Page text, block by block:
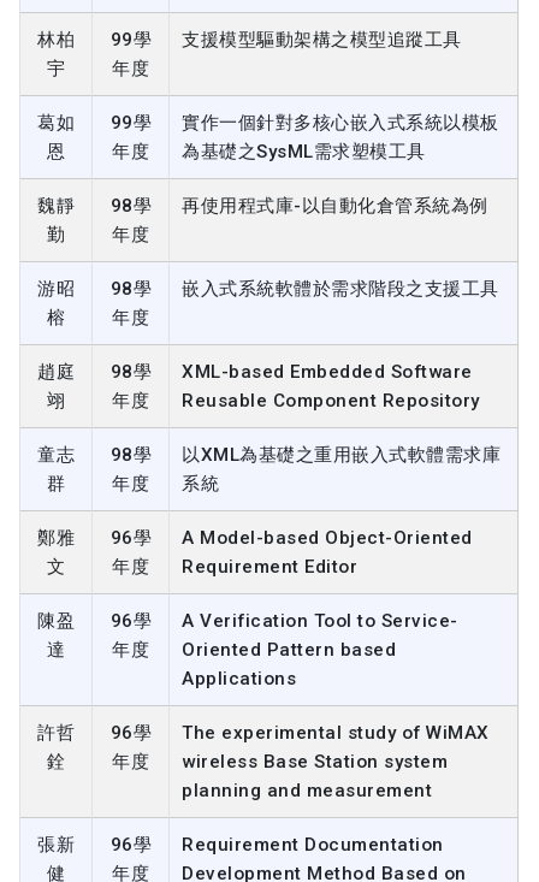
林柏
宇
99學
年度
支援模型驅動架構之模型追蹤工具
葛如
恩
99學
年度
實作一個針對多核心嵌入式系統以模板
為基礎之SysML需求塑模工具
魏靜
勤
98學
年度
再使用程式庫-以自動化倉管系統為例
游昭
榕
98學
年度
嵌入式系統軟體於需求階段之支援工具
趙庭
翊
98學
年度
XML-based Embedded Software
Reusable Component Repository
童志
群
98學
年度
以XML為基礎之重用嵌入式軟體需求庫
系統
鄭雅
文
96學
年度
A Model-based Object-Oriented
Requirement Editor
陳盈
達
96學
年度
A Verification Tool to Service-
Oriented Pattern based
Applications
許哲
銓
96學
年度
The experimental study of WiMAX
wireless Base Station system
planning and measurement
張新
健
96學
年度
Requirement Documentation
Development Method Based on